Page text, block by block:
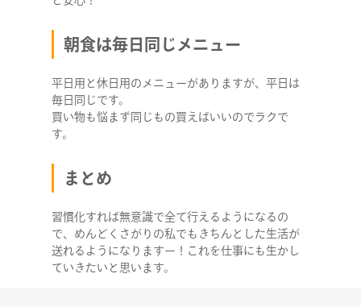
朝食は毎日同じメニュー
平日用と休日用のメニューがありますが、平日は
毎日同じです。
買い物も悩まず同じもの買えばいいのでラクで
す。
まとめ
習慣化すれば無意識で全て行えるようになるの
で、めんどくさがりの私でもきちんとした生活が
送れるようになりますー！これを仕事にも生かし
ていきたいと思います。